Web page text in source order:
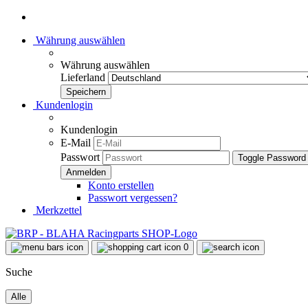
Währung auswählen
Währung auswählen
Lieferland
Kundenlogin
Kundenlogin
E-Mail
Passwort
Toggle
Konto erstellen
Passwort vergessen?
Merkzettel
0
Suche
Alle